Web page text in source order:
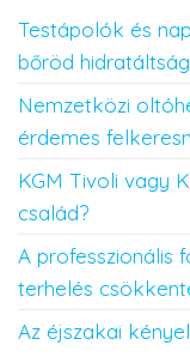
Testápolók és
bőröd
Nemzetközi
érdemes
KGM Tivoli vagy
család?
A professzionális
terhelés
Az éjszakai